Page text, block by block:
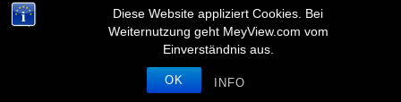
Diese Website appliziert Cookies. Bei
Weiternutzung geht MeyView.com vom
Einverständnis aus.
OK INFO